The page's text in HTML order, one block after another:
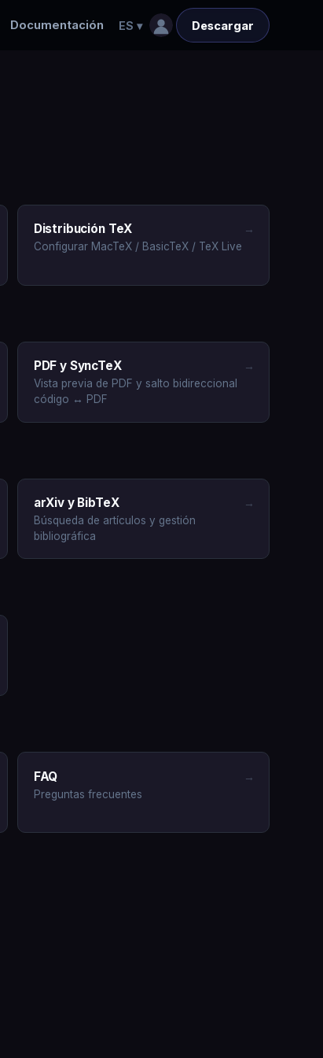
Documentación ES ▾ Descargar
Distribución TeX
Configurar MacTeX / BasicTeX / TeX Live
→
PDF y SyncTeX
Vista previa de PDF y salto bidireccional
código ↔ PDF
→
arXiv y BibTeX
Búsqueda de artículos y gestión
bibliográfica
→
FAQ
Preguntas frecuentes
→